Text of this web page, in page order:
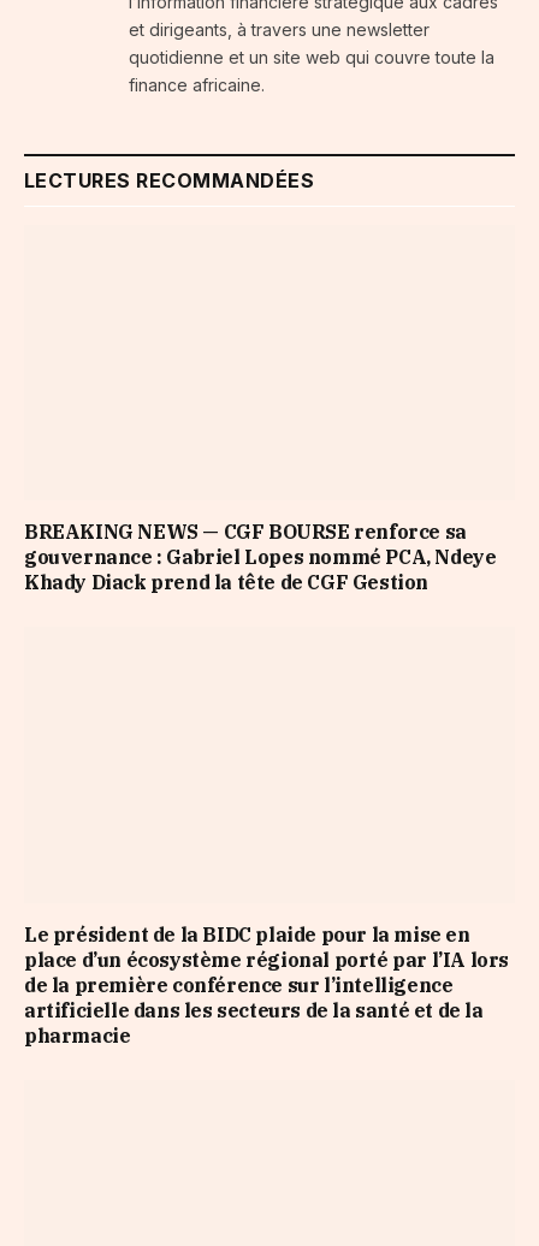
et dirigeants, à travers une newsletter
quotidienne et un site web qui couvre toute la
finance africaine.
LECTURES RECOMMANDÉES
BREAKING NEWS — CGF BOURSE renforce sa
gouvernance : Gabriel Lopes nommé PCA, Ndeye
Khady Diack prend la tête de CGF Gestion
Le président de la BIDC plaide pour la mise en
place d’un écosystème régional porté par l’IA lors
de la première conférence sur l’intelligence
artificielle dans les secteurs de la santé et de la
pharmacie